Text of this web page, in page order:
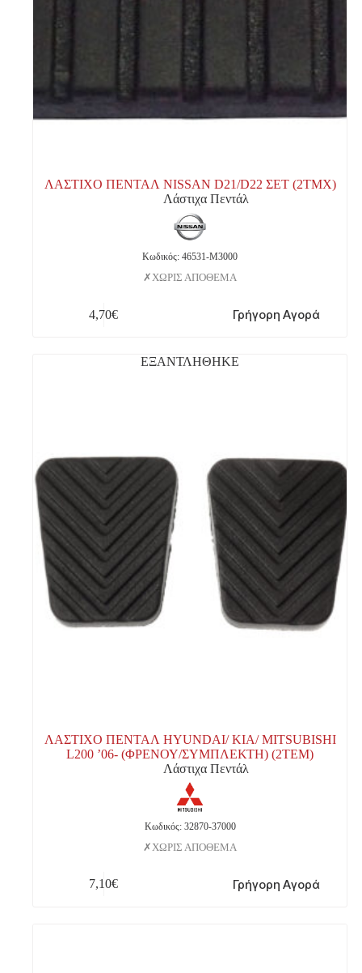
ΛΑΣΤΙΧΟ ΠΕΝΤΑΛ NISSAN D21/D22 ΣΕΤ (2ΤΜΧ)
Λάστιχα Πεντάλ
Κωδικός: 46531-M3000
ΧΩΡΙΣ ΑΠΟΘΕΜΑ
4,70€ Γρήγορη Αγορά
ΕΞΑΝΤΛΗΘΗΚΕ
ΛΑΣΤΙΧΟ ΠΕΝΤΑΛ HYUNDAI/ KIA/ MITSUBISHI
L200 ’06- (ΦΡΕΝΟΥ/ΣΥΜΠΛΕΚΤΗ) (2TΕΜ)
Λάστιχα Πεντάλ
Κωδικός: 32870-37000
ΧΩΡΙΣ ΑΠΟΘΕΜΑ
7,10€ Γρήγορη Αγορά